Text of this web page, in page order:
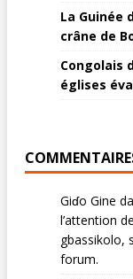
La Guinée
crâne de
Congolais
églises
Giɗo Gine
l’attention
gbassikolo,
forum.